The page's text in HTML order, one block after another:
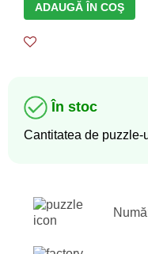
ADAUGĂ ÎN COŞ
În stoc
Cantitatea de puzzle-